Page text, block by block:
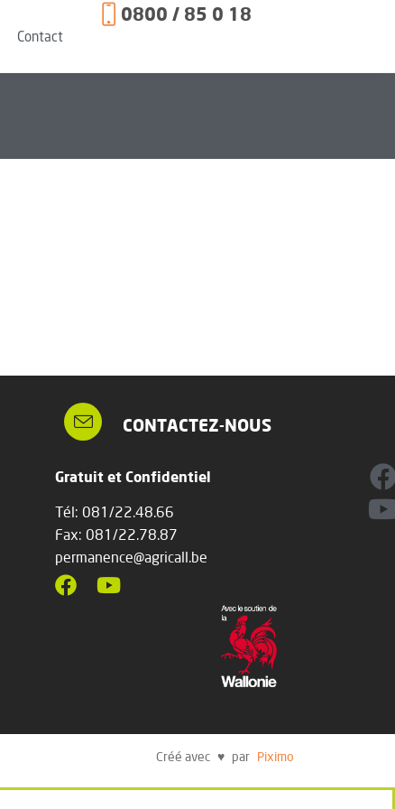
Contact
0800 / 85 0 18
CONTACTEZ-NOUS
Gratuit et Confidentiel
Tél: 081/22.48.66
Fax: 081/22.78.87
permanence@agricall.be
Créé avec ♥ par Piximo